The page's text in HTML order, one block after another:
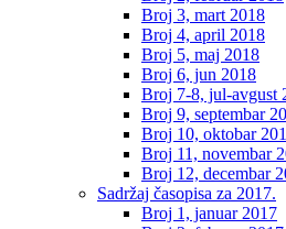
Broj 3, mart 2018
Broj 4, april 2018
Broj 5, maj 2018
Broj 6, jun 2018
Broj 7-8, jul-avgust
Broj 9, septembar
Broj 10, oktobar
Broj 11, novembar
Broj 12, decembar
Sadržaj časopisa za 2017.
Broj 1, januar 2017